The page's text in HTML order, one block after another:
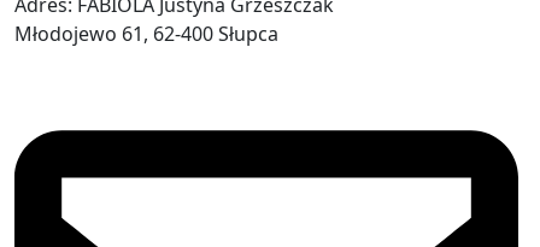
Młodojewo 61, 62-400 Słupca